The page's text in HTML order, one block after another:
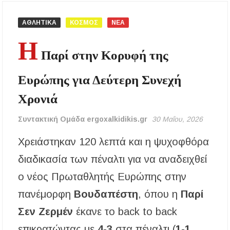
Δήμος Κασσάνδρας: Εντός μικροβιολογικών
ορίων το νερό στη Σίβηρη – Τέλος η
προληπτική απαγόρευση χρήσης
Ιερά Πανήγυρις: Κοιμήσεως Θεοτόκου
ΥΓΙΑΙΝΕΙΝ: Δωρεάν προληπτικές εξετάσεις
μέσω του προγράμματος «ΠΡΟΛΑΜΒΑΝΩ»
Σίβηρη Χαλκιδικής: Απαγόρευση χρήσης του
νερού για πόση μετά από μικροβιολογική
επιβάρυνση
Χαλκιδική: Οι ουρές στα σύνορα των Ευζώνων
«φρενάρουν» τον τουρισμό – Πολύωρη αναμονή
και απώλειες στις κρατήσεις
ΑΘΛΗΤΙΚΑ ΚΟΣΜΟΣ ΝΕΑ
Η Παρί στην Κορυφή της
Ευρώπης για Δεύτερη Συνεχή
Χρονιά
Συντακτική Ομάδα ergoxalkidikis.gr 30 Μαΐου, 2026
Χρειάστηκαν 120 λεπτά και η ψυχοφθόρα
διαδικασία των πέναλτι για να αναδειχθεί
ο νέος Πρωταθλητής Ευρώπης στην
πανέμορφη Βουδαπέστη, όπου η Παρί
Σεν Ζερμέν έκανε το back to back